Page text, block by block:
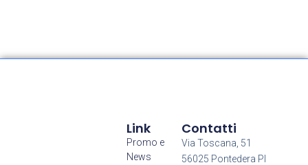
Link
Promo e
News
Contatti
Via Toscana, 51
56025 Pontedera PI